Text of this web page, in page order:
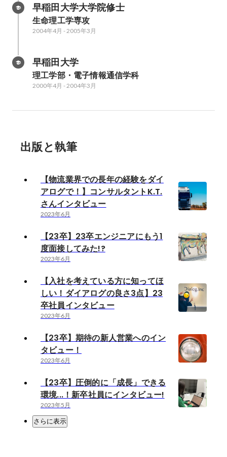
早稲田大学大学院修士
生命理工学専攻
2004年4月 - 2005年3月
早稲田大学
理工学部・電子情報通信学科
2000年4月 - 2004年3月
出版と執筆
【物流業界での長年の経験をダイ
アログで！】コンサルタントK.T.
さんインタビュー
2023年6月
【23卒】23卒エンジニアにもう1
度面接してみた!?
2023年6月
【入社を考えている方に知ってほ
しい！ダイアログの良さ3点】23
卒社員インタビュー
2023年6月
【23卒】期待の新人営業へのイン
タビュー！
2023年6月
【23卒】圧倒的に「成長」できる
環境...！新卒社員にインタビュー!
2023年5月
さらに表示